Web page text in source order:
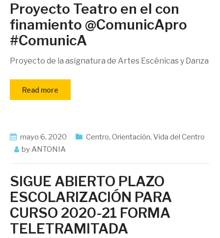
Proyecto Teatro en el con
finamiento @ComunicApro
#ComunicA
Proyecto de la asignatura de Artes Escénicas y Danza
Read more
mayo 6, 2020 Centro, Orientación, Vida del Centro
byANTONIA
SIGUE ABIERTO PLAZO
ESCOLARIZACIÓN PARA
CURSO 2020-21 FORMA
TELETRAMITADA